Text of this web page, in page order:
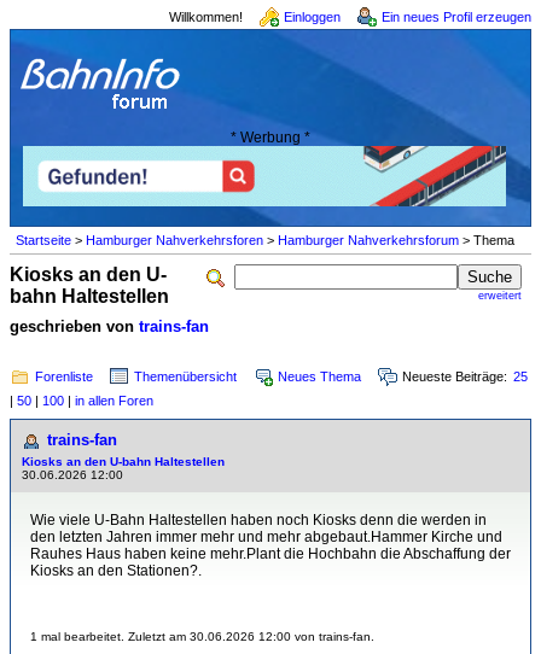
Willkommen! Einloggen Ein neues Profil erzeugen
* Werbung *
Startseite > Hamburger Nahverkehrsforen > Hamburger Nahverkehrsforum > Thema
erweitert
Kiosks an den U-
bahn Haltestellen
geschrieben von trains-fan
Forenliste Themenübersicht Neues Thema Neueste Beiträge: 25
| 50 | 100 | in allen Foren
trains-fan
Kiosks an den U-bahn Haltestellen
30.06.2026 12:00
Wie viele U-Bahn Haltestellen haben noch Kiosks denn die werden in
den letzten Jahren immer mehr und mehr abgebaut.Hammer Kirche und
Rauhes Haus haben keine mehr.Plant die Hochbahn die Abschaffung der
Kiosks an den Stationen?.
1 mal bearbeitet. Zuletzt am 30.06.2026 12:00 von trains-fan.